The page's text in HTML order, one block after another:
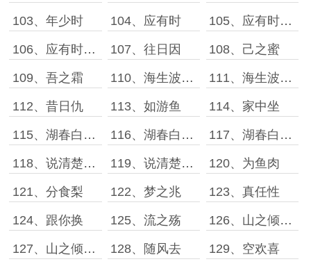
103、年少时 104、应有时 105、应有时［中］
106、应有时［下］ 107、往日因 108、己之蜜
109、吾之霜 110、海生波［上］ 111、海生波［下］
112、昔日仇 113、如游鱼 114、家中坐
115、湖春白［上］ 116、湖春白［中］ 117、湖春白［下］
118、说清楚［上］ 119、说清楚［下］ 120、为鱼肉
121、分食梨 122、梦之兆 123、真任性
124、跟你换 125、流之殇 126、山之倾［上］
127、山之倾［下］ 128、随风去 129、空欢喜